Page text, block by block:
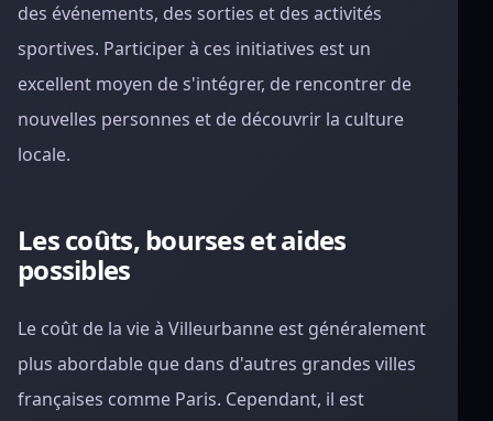
des événements, des sorties et des activités
sportives. Participer à ces initiatives est un
excellent moyen de s'intégrer, de rencontrer de
nouvelles personnes et de découvrir la culture
locale.
Les coûts, bourses et aides
possibles
Le coût de la vie à Villeurbanne est généralement
plus abordable que dans d'autres grandes villes
françaises comme Paris. Cependant, il est